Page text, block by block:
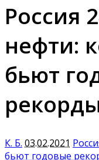
Россия
нефти:
бьют
К. Б. 03.02.2021
бьют годовые